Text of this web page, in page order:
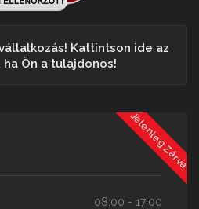
Kattintson ide az
Ön a tulajdonos!
Jelenleg Zárva
08:00 - 17:00